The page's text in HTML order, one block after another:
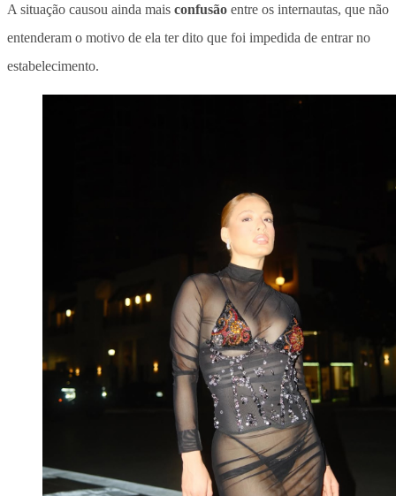
A situação causou ainda mais confusão entre os internautas, que não
entenderam o motivo de ela ter dito que foi impedida de entrar no
estabelecimento.